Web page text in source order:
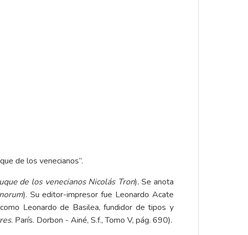
de los venecianos”.
de los venecianos Nicolás Tron).Se anota
). Su editor-impresor fue Leonardo Acate
Leonardo de Basilea, fundidor de tipos y
. París. Dorbon - Ainé, S.f., Tomo V, pág. 690).